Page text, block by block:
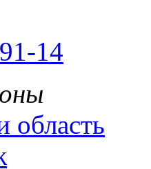
14
область